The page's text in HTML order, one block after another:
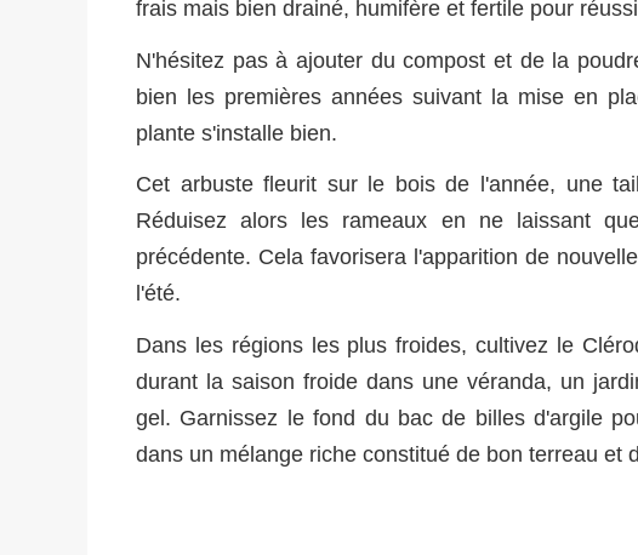
frais mais bien drainé, humifère et fertile pour
N'hésitez pas à ajouter du compost et de la
bien les premières années suivant la mise en
plante s'installe bien.
Cet arbuste fleurit sur le bois de l'année, une
Réduisez alors les rameaux en ne laissant
précédente. Cela favorisera l'apparition de
l'été.
Dans les régions les plus froides, cultivez le
durant la saison froide dans une véranda, un
gel. Garnissez le fond du bac de billes d'argile
dans un mélange riche constitué de bon terreau et